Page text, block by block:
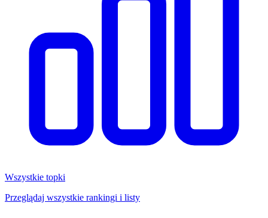
Wszystkie topki
Przeglądaj wszystkie rankingi i listy